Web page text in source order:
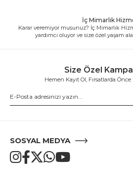
İç Mimarlık
Karar veremiyor musunuz? İç Mimarlık
yardımcı oluyor ve size özel yaşam
Size Özel
Hemen Kayıt Ol, Fırsatlarda
SOSYAL MEDYA